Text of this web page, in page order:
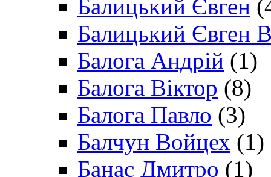
Балицький Євген
Балицький Євген
Балога Андрій (1)
Балога Віктор (8)
Балога Павло (3)
Балчун Войцех (1)
Банас Дмитро (1)